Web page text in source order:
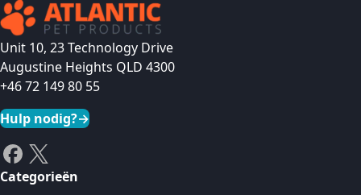
Unit 10, 23 Technology Drive
Augustine Heights QLD 4300
+46 72 149 80 55
Hulp nodig?→
Categorieën